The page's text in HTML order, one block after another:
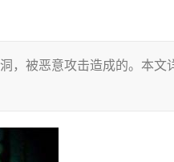
，被恶意攻击造成的。本文